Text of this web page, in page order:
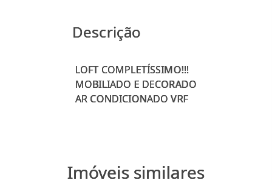
Descrição
LOFT COMPLETÍSSIMO!!!
MOBILIADO E DECORADO
AR CONDICIONADO VRF
Imóveis similares